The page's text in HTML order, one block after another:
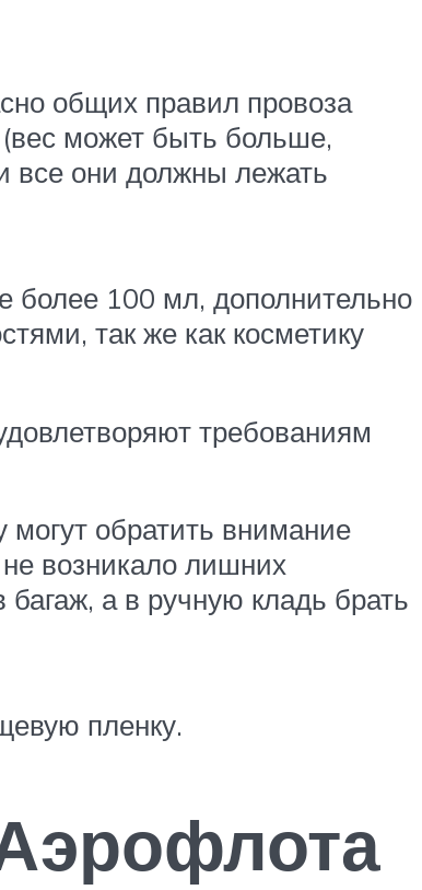
общих правил провоза
может быть больше,
все они должны лежать
более 100 мл, дополнительно
так же как косметику
требованиям
обратить внимание
возникало лишних
а в ручную кладь брать
пленку.